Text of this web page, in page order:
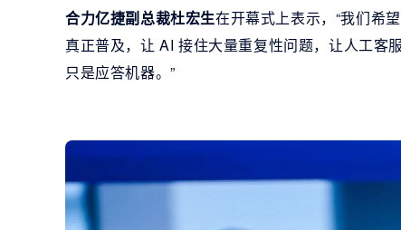
合力亿捷副总裁杜宏生在开幕式上表示，“我们希
真正普及，让 AI 接住大量重复性问题，让人工
只是应答机器。”